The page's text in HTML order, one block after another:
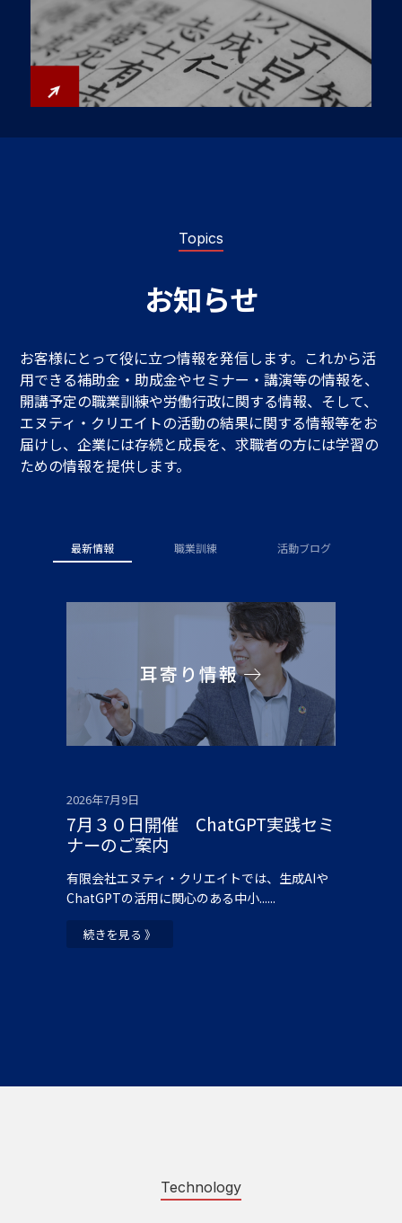
Topics
お知らせ
お客様にとって役に立つ情報を発信します。これから活
用できる補助金・助成金やセミナー・講演等の情報を、
開講予定の職業訓練や労働行政に関する情報、そして、
エヌティ・クリエイトの活動の結果に関する情報等をお
届けし、企業には存続と成長を、求職者の方には学習の
ための情報を提供します。
最新情報 職業訓練 活動ブログ
耳寄り情報
2026年7月9日
7月３０日開催 ChatGPT実践セミ
ナーのご案内
有限会社エヌティ・クリエイトでは、生成AIや
ChatGPTの活用に関心のある中小......
続きを見る 》
Technology